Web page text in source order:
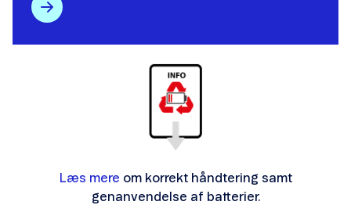
Læs mere om korrekt håndtering samt
genanvendelse af batterier.